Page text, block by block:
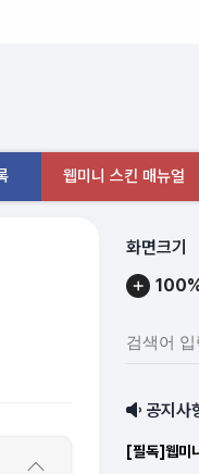
웹미니 스킨 매뉴얼
메
내
화면크기
검
색
입
력:
공지사
[필독]웹미